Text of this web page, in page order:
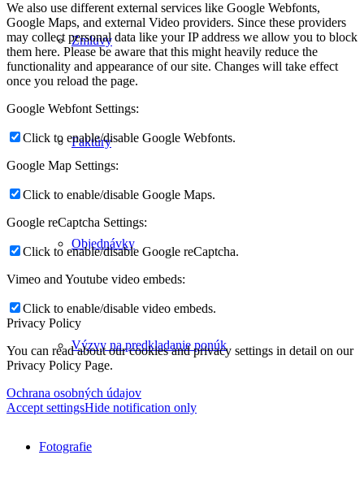
Zmluvy
Faktúry
Objednávky
Výzvy na predkladanie ponúk
Fotografie
We also use different external services like Google Webfonts,
Google Maps, and external Video providers. Since these providers
may collect personal data like your IP address we allow you to block
them here. Please be aware that this might heavily reduce the
functionality and appearance of our site. Changes will take effect
once you reload the page.
Google Webfont Settings:
Click to enable/disable Google Webfonts.
Google Map Settings:
Click to enable/disable Google Maps.
Google reCaptcha Settings:
Click to enable/disable Google reCaptcha.
Vimeo and Youtube video embeds:
Click to enable/disable video embeds.
Privacy Policy
You can read about our cookies and privacy settings in detail on our
Privacy Policy Page.
Ochrana osobných údajov
Accept settingsHide notification only